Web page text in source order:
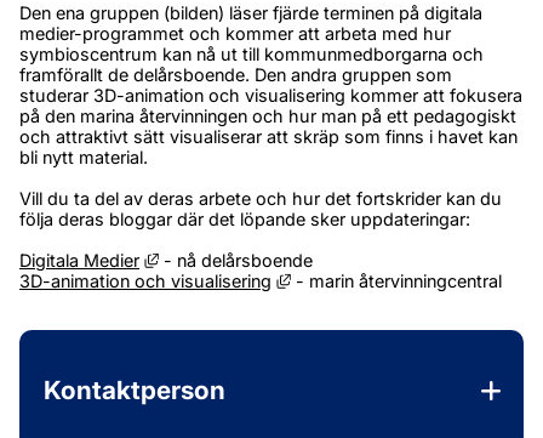
Den ena gruppen (bilden) läser fjärde terminen på digitala
medier-programmet och kommer att arbeta med hur
symbioscentrum kan nå ut till kommunmedborgarna och
framförallt de delårsboende. Den andra gruppen som
studerar 3D-animation och visualisering kommer att fokusera
på den marina återvinningen och hur man på ett pedagogiskt
och attraktivt sätt visualiserar att skräp som finns i havet kan
bli nytt material.
Vill du ta del av deras arbete och hur det fortskrider kan du
följa deras bloggar där det löpande sker uppdateringar:
Digitala Medier
Länk till annan webbplats, öppnas i nytt
- nå delårsboende
3D-animation och visualisering
Länk till annan webbplats,
- marin återvinningcentral
Kontaktperson